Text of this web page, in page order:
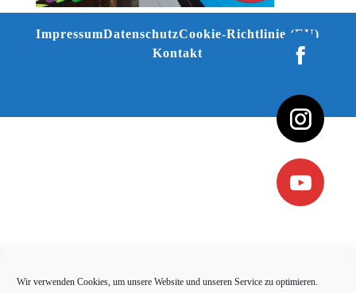
Wir verwenden Cookies, um unsere Website und unseren Service zu optimieren.
ImpressumDatenschutzCookie-Richtlinie (EU)
Kontakt